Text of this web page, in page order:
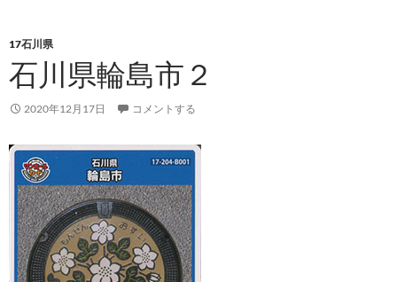
17石川県
石川県輪島市２
2020年12月17日 コメントする